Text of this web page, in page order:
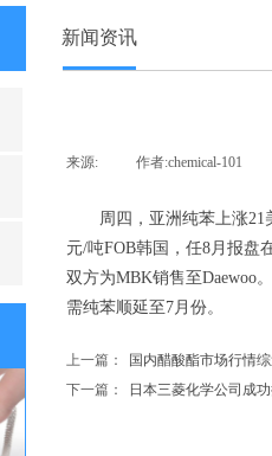
新闻资讯
来源: 作者:chemical-101
周四，亚洲纯苯上涨21美
元/吨FOB韩国，任8月报盘
双方为MBK销售至Daewoo
需纯苯顺延至7月份。
上一篇：
国内醋酸酯市场行情
下一篇：
日本三菱化学公司成